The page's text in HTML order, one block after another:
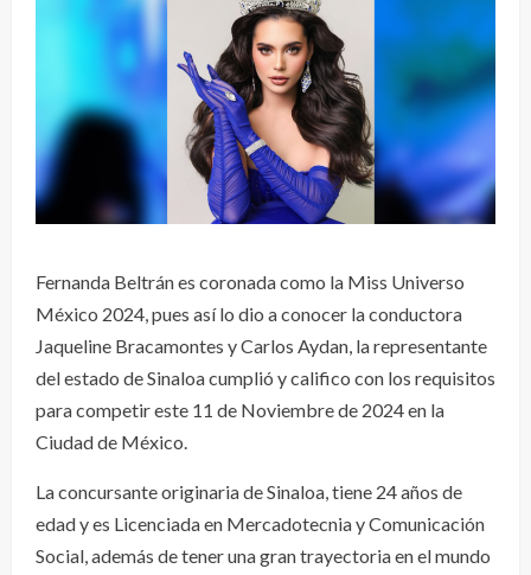
Fernanda Beltrán es coronada como la Miss Universo
México 2024, pues así lo dio a conocer la conductora
Jaqueline Bracamontes y Carlos Aydan, la representante
del estado de Sinaloa cumplió y califico con los requisitos
para competir este 11 de Noviembre de 2024 en la
Ciudad de México.
La concursante originaria de Sinaloa, tiene 24 años de
edad y es Licenciada en Mercadotecnia y Comunicación
Social, además de tener una gran trayectoria en el mundo